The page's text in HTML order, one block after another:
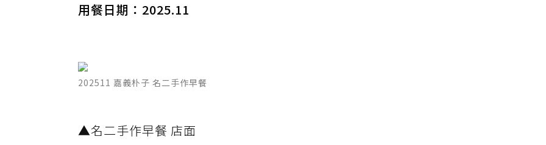
用餐日期：2025.11
202511 嘉義朴子 名二手作早餐
▲名二手作早餐 店面